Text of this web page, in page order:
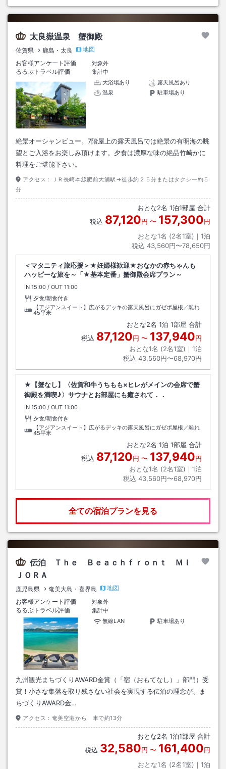
太良嶽温泉 蟹御殿
佐賀県 鹿島・太良
地図
お客様アンケート評価
対象外
るるぶトラベル評価
集計中
大浴場あり
露天風呂あり
温泉
駐車場あり
絶景オーシャンビュー。7階屋上の露天風呂では絶景の有明海の眺
望とご入浴をお楽しみ頂けます。夕食は濃厚な味の絶品竹崎かに
料理をご堪能下さい。
アクセス：
ＪＲ長崎本線肥前大浦駅→徒歩約２５分またはタクシー約５
分
おとな2名 1泊1部屋 合計
税込 87,120円 〜 157,300円
おとな1名 (2名1室)｜ 1泊
税込 43,560円〜78,650円
＜マタニティ旅応援＞★妊婦様歓迎★おなかの赤ちゃんも
ハッピーな旅を～「★基本定番」蟹御殿会席プラン～
IN チェックイン
15:00 / OUT チェックアウト
11:00
夕食/朝食付き
【アジアンスイート】広がるデッキの露天風呂にガゼボ屋根／離れ
45平米
おとな2名 1泊 1部屋 合計
税込 87,120円 〜 137,940円
おとな1名 (2名1室)｜ 1泊
税込 43,560円〜68,970円
★【蟹なし】〈佐賀和牛うちもも×ヒレがメインの会席で蟹
御殿を満喫♪〉サウナとお部屋にも癒されて．．
IN チェックイン
15:00 / OUT チェックアウト
11:00
夕食/朝食付き
【アジアンスイート】広がるデッキの露天風呂にガゼボ屋根／離れ
45平米
おとな2名 1泊 1部屋 合計
税込 87,120円 〜 137,940円
おとな1名 (2名1室)｜ 1泊
税込 43,560円〜68,970円
全ての宿泊プランを見る
伝泊 Ｔｈｅ Ｂｅａｃｈｆｒｏｎｔ ＭＩ
ＪＯＲＡ
鹿児島県 奄美大島・喜界島
地図
お客様アンケート評価
対象外
るるぶトラベル評価
集計中
無線LAN
駐車場あり
九州観光まちづくりAWARD金賞（「宿（おもてなし）」部門）受
賞！小さな集落を取り残さない社会を実現する伝泊の理念が、ま
ちづくりAWARD金…
アクセス： 奄美空港から 車で約13分
おとな2名 1泊1部屋 合計
税込 32,580円 〜 161,400円
おとな1名 (2名1室)｜ 1泊